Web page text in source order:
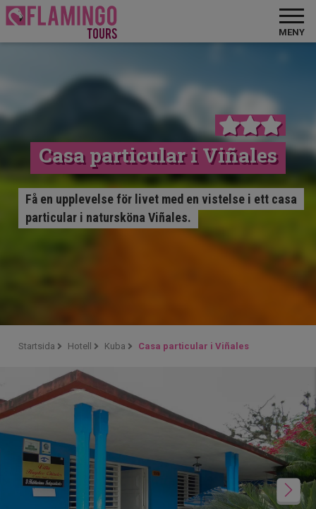
MENY
Casa particular i Viñales
Få en upplevelse för livet med en vistelse i ett casa
particular i natursköna Viñales.
Startsida Hotell Kuba Casa particular i Viñales